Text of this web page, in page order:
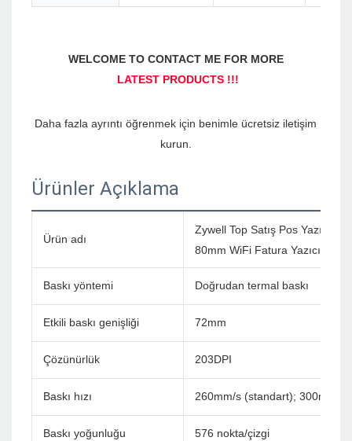
Daha fazla ayrıntı öğrenmek için benimle ücretsiz iletişim
Ürünler Açıklama
Ürün adı
Zywell Top Satış Pos Yazıcı
80mm WiFi Fatura Yazıcısı
Baskı yöntemi Doğrudan termal baskı
Etkili baskı genişliği 72mm
Çözünürlük 203DPI
Baskı hızı 260mm/s (standart); 300mm/s
Baskı yoğunluğu 576 nokta/çizgi